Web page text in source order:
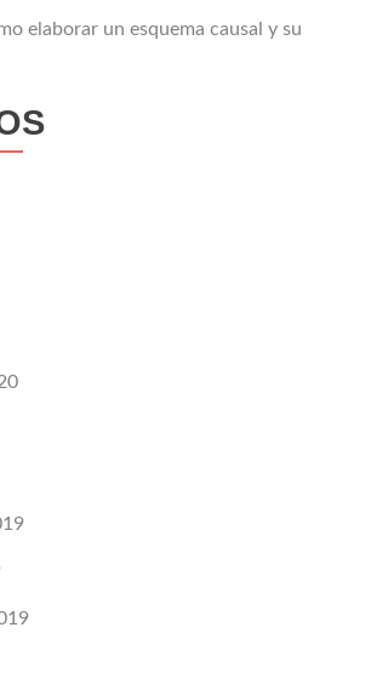
elaborar un esquema causal y su